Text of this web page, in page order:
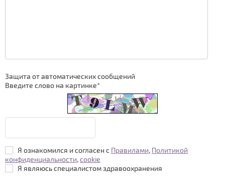
Защита от автоматических сообщений
Введите слово на картинке*
Я ознакомился и согласен с Правилами, Политикой
конфиденциальности,cookie
Я являюсь специалистом здравоохранения